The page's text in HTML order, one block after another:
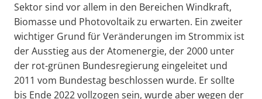
Sektor sind vor allem in den Bereichen Windkraft,
Biomasse und Photovoltaik zu erwarten. Ein zweiter
wichtiger Grund für Veränderungen im Strommix ist
der Ausstieg aus der Atomenergie, der 2000 unter
der rot-grünen Bundesregierung eingeleitet und
2011 vom Bundestag beschlossen wurde. Er sollte
bis Ende 2022 vollzogen sein, wurde aber wegen der